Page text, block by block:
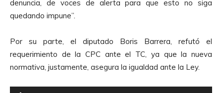
c
t
r
d
e
A
denuncia, de voces de alerta para que esto no siga
quedando impune”.
Por su parte, el diputado Boris Barrera, refutó el
requerimiento de la CPC ante el TC, ya que la nueva
normativa, justamente, asegura la igualdad ante la Ley.